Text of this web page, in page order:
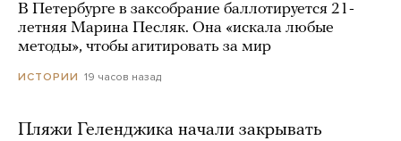
В Петербурге в заксобрание баллотируется 21-
летняя Марина Песляк. Она «искала любые
методы», чтобы агитировать за мир
ИСТОРИИ 19 часов назад
Пляжи Геленджика начали закрывать